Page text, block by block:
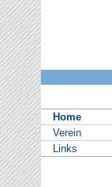
Home
Verein
Links